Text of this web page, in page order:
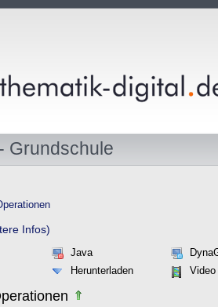
Grundschule
Infos)
Java
Herunterladen Video